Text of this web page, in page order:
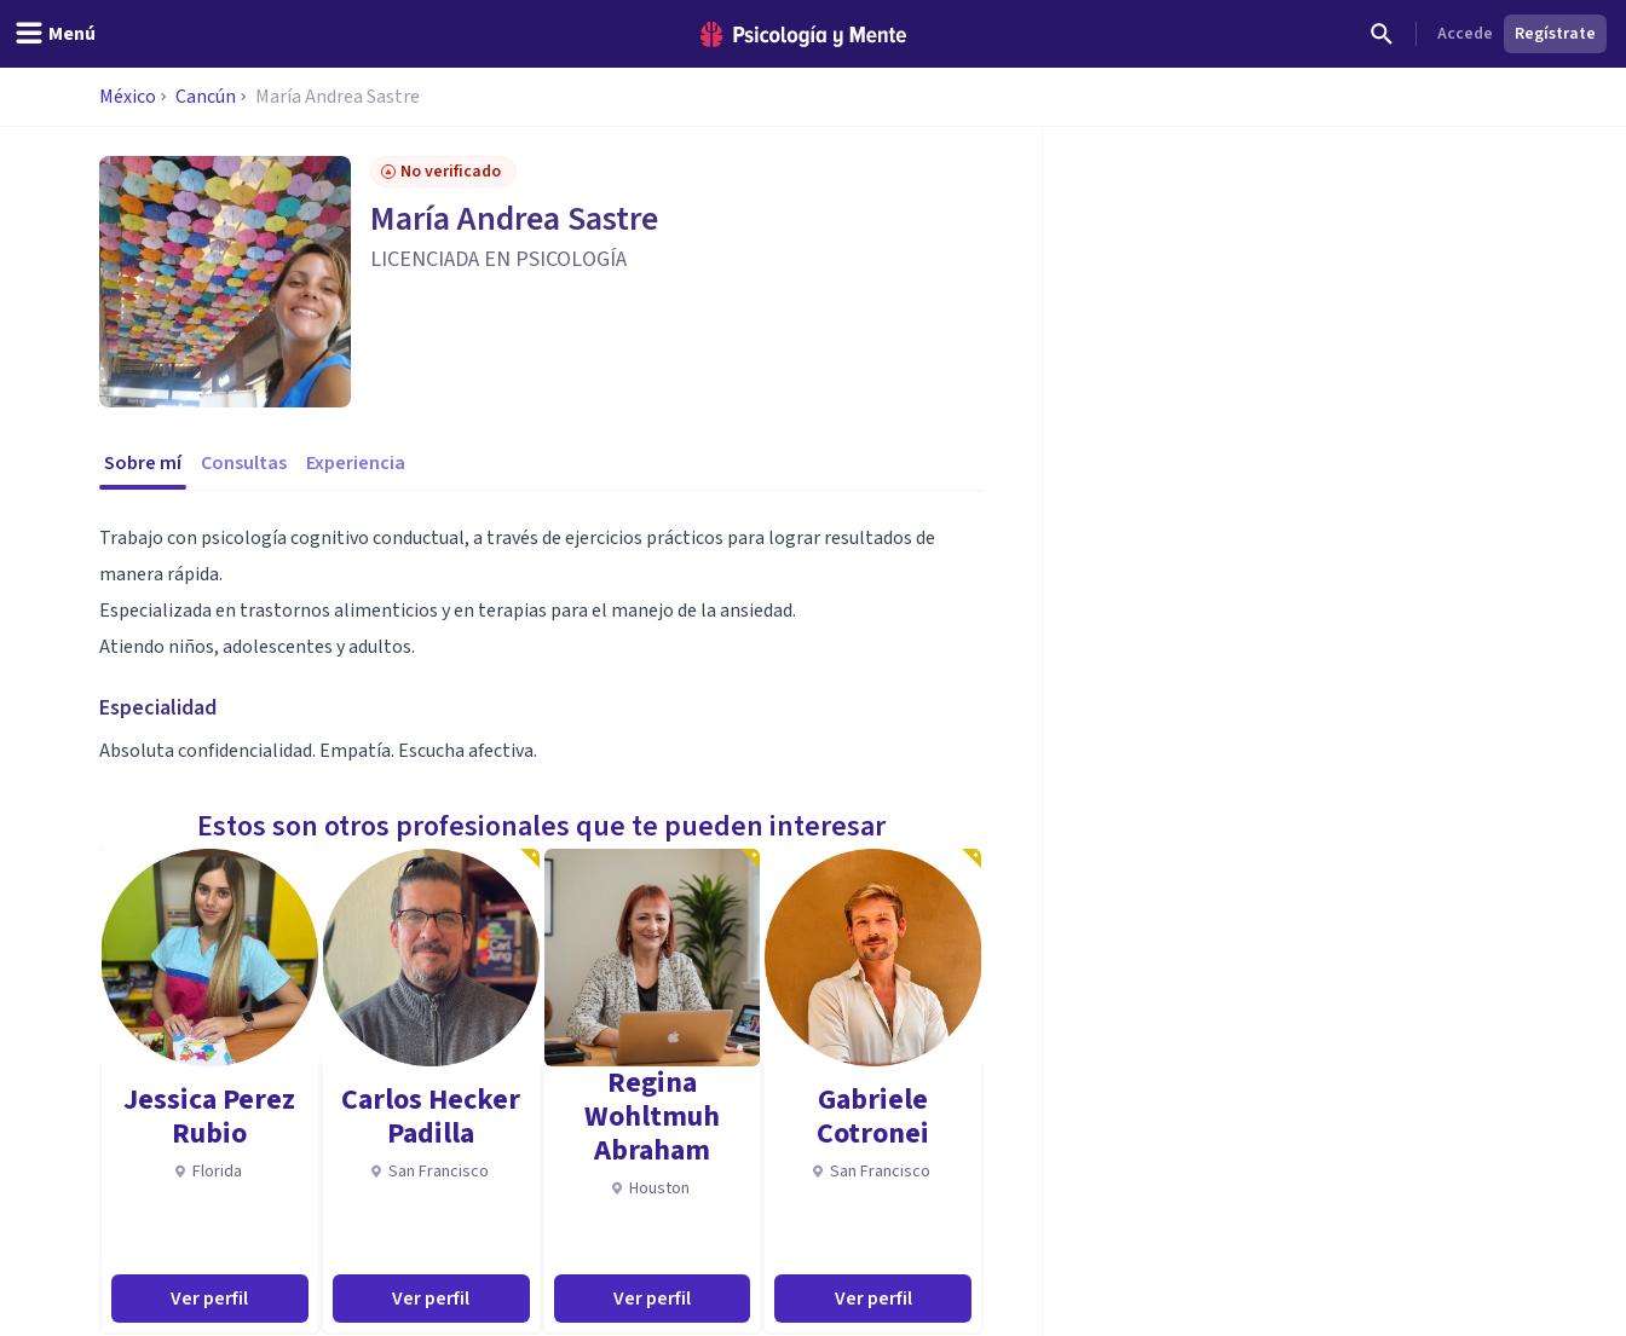
Menú Accede Regístrate
México Cancún María Andrea Sastre
No verificado
María Andrea Sastre
LICENCIADA EN PSICOLOGÍA
Sobre mí Consultas Experiencia
Trabajo con psicología cognitivo conductual, a través de ejercicios prácticos para lograr resultados de
manera rápida.
Especializada en trastornos alimenticios y en terapias para el manejo de la ansiedad.
Atiendo niños, adolescentes y adultos.
Especialidad
Absoluta confidencialidad. Empatía. Escucha afectiva.
Estos son otros profesionales que te pueden interesar
Jessica Perez
Rubio
Florida
Ver perfil
Carlos Hecker
Padilla
San Francisco
Ver perfil
Regina
Wohltmuh
Abraham
Houston
Ver perfil
Gabriele
Cotronei
San Francisco
Ver perfil